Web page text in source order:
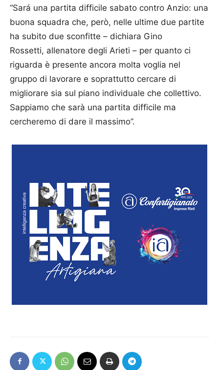
“Sará una partita difficile sabato contro Anzio: una
buona squadra che, però, nelle ultime due partite
ha subito due sconfitte – dichiara Gino
Rossetti, allenatore degli Arieti – per quanto ci
riguarda è presente ancora molta voglia nel
gruppo di lavorare e soprattutto cercare di
migliorare sia sul piano individuale che collettivo.
Sappiamo che sarà una partita difficile ma
cercheremo di dare il massimo”.